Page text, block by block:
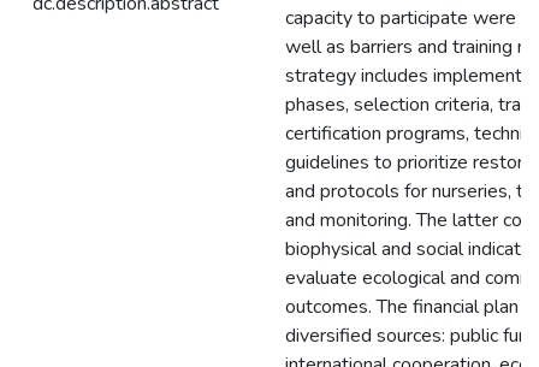
capacity to participate were
well as barriers and training
strategy includes
phases, selection criteria,
certification programs,
guidelines to prioritize
and protocols for nurseries,
and monitoring. The latter
biophysical and social
evaluate ecological and
outcomes. The financial plan
diversified sources: public